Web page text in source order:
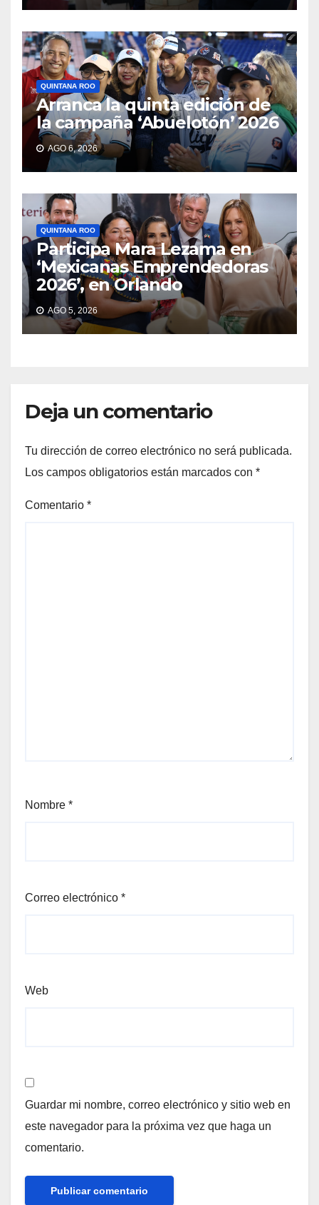
QUINTANA ROO
Arranca la quinta edición de
la campaña ‘Abuelotón’ 2026
AGO 6, 2026
QUINTANA ROO
Participa Mara Lezama en
‘Mexicanas Emprendedoras
2026’, en Orlando
AGO 5, 2026
Deja un comentario
Tu dirección de correo electrónico no será publicada.
Los campos obligatorios están marcados con *
Comentario *
Nombre *
Correo electrónico *
Web
Guardar mi nombre, correo electrónico y sitio web en
este navegador para la próxima vez que haga un
comentario.